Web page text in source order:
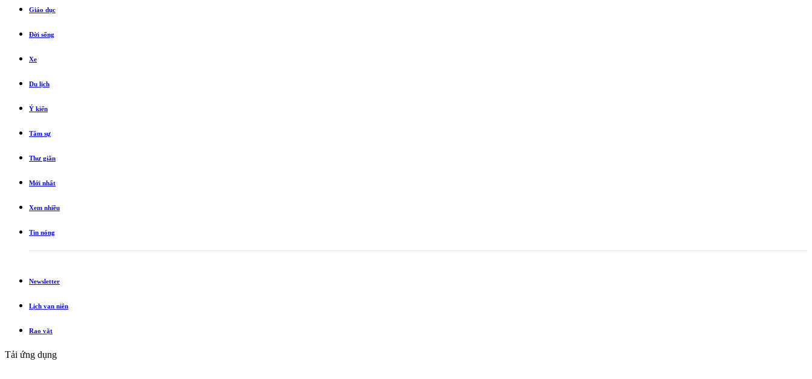
Giáo dục
Đời sống
Xe
Du lịch
Ý kiến
Tâm sự
Thư giãn
Mới nhất
Xem nhiều
Tin nóng
Newsletter
Lịch vạn niên
Rao vặt
Tải ứng dụng